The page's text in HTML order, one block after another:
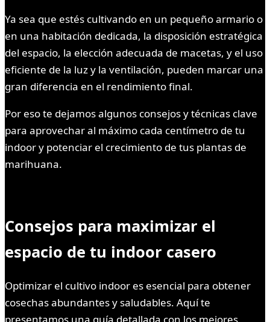
Ya sea que estés cultivando en un pequeño armario o
en una habitación dedicada, la disposición estratégica
del espacio, la elección adecuada de macetas, y el uso
eficiente de la luz y la ventilación, pueden marcar una
gran diferencia en el rendimiento final.
Por eso te dejamos algunos consejos y técnicas clave
para aprovechar al máximo cada centímetro de tu
indoor y potenciar el crecimiento de tus plantas de
marihuana.
Consejos para maximizar el
espacio de tu indoor casero
Optimizar el cultivo indoor es esencial para obtener
cosechas abundantes y saludables. Aquí te
presentamos una guía detallada con los mejores